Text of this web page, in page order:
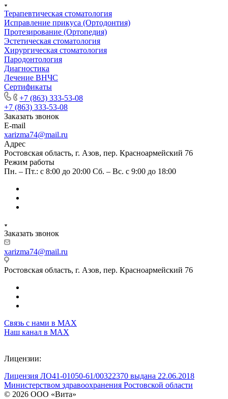
Терапевтическая стоматология
Исправление прикуса (Ортодонтия)
Протезирование (Ортопедия)
Эстетическая стоматология
Хирургическая стоматология
Пародонтология
Диагностика
Лечение ВНЧС
Сертификаты
+7 (863) 333-53-08
+7 (863) 333-53-08
Заказать звонок
E-mail
xarizma74@mail.ru
Адрес
Ростовская область, г. Азов, пер. Красноармейский 76
Режим работы
Пн. – Пт.: с 8:00 до 20:00 Сб. – Вс. c 9:00 до 18:00
Заказать звонок
xarizma74@mail.ru
Ростовская область, г. Азов, пер. Красноармейский 76
Связь с нами в МАХ
Наш канал в МАХ
Лицензии:
Лицензия ЛО41-01050-61/00322370 выдана 22.06.2018
Министерством здравоохранения Ростовской области
© 2026 ООО «Вита»